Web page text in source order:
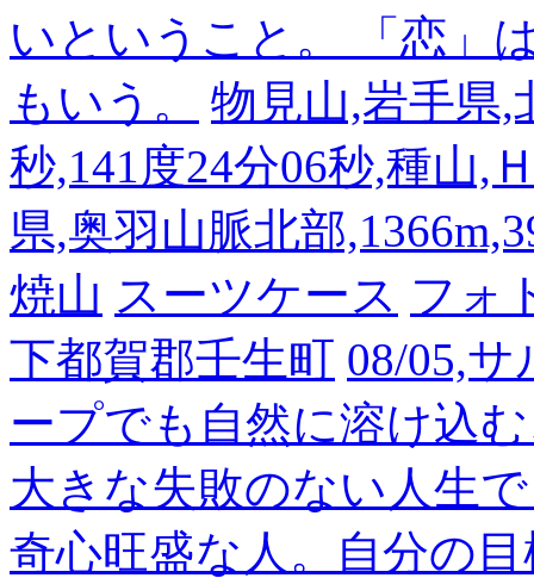
いということ。 「恋」
もいう。
物見山,岩手県,
秒,141度24分06秒,種山,
県,奥羽山脈北部
焼山 スーツケース フォ
下都賀郡壬生町 08/05,
ープでも自然に溶け込
大きな失敗のない人生
奇心旺盛な人。自分の